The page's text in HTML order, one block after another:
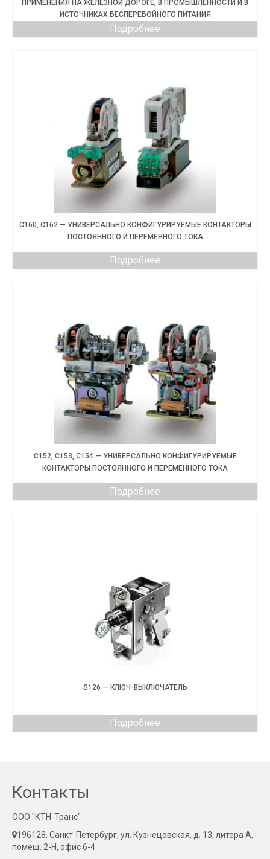
ПРИМЕНЕНИЯ НА ЖЕЛЕЗНОЙ ДОРОГЕ, В ПРОМЫШЛЕННОСТИ И В
ИСТОЧНИКАХ БЕСПЕРЕБОЙНОГО ПИТАНИЯ
Подробнее
C160, C162 — УНИВЕРСАЛЬНО КОНФИГУРИРУЕМЫЕ КОНТАКТОРЫ
ПОСТОЯННОГО И ПЕРЕМЕННОГО ТОКА
Подробнее
C152, C153, C154 — УНИВЕРСАЛЬНО КОНФИГУРИРУЕМЫЕ
КОНТАКТОРЫ ПОСТОЯННОГО И ПЕРЕМЕННОГО ТОКА
Подробнее
S126 — КЛЮЧ-ВЫКЛЮЧАТЕЛЬ
Подробнее
Контакты
ООО "КТН-Транс"
196128, Санкт-Петербург, ул. Кузнецовская, д. 13, литера А,
помещ. 2-Н, офис 6-4